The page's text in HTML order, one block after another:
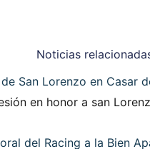
Noticias
en honor a san